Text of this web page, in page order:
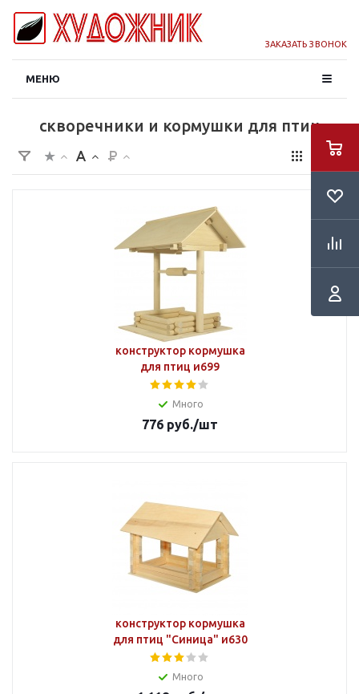
ЗАКАЗАТЬ ЗВОНОК
МЕНЮ
скворечники и кормушки для птиц
конструктор кормушка
для птиц и699
Много
776 руб./шт
конструктор кормушка
для птиц "Синица" и630
Много